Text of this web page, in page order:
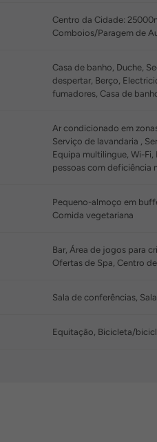
Centro da Cidade:
Comboios/Paragem de
Casa de banho, Duche,
despertar, Berço,
fumadores, Casa de
Ar condicionado em
Serviço de lavandaria ,
Equipa multilingue, Wi-
pessoas com deficiência
Pequeno-almoço em
Comida vegetariana
Bar, Área de jogos para
Ofertas de Spa, Centro
Sala de conferências,
Equitação, Bicicleta/